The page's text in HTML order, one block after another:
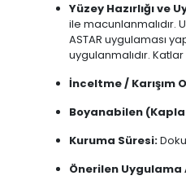
Yüzey Hazırlığı ve
ile macunlanmalıdır.
ASTAR uygulaması
uygulanmalıdır.
İnceltme / Karışım
Boyanabilen
Kuruma Süresi:
Önerilen